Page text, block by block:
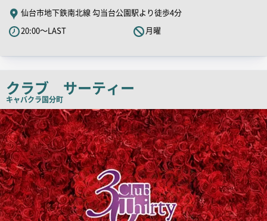
舗
PR
キ
コ
ピ
ー
仙台市地下鉄南北線 勾当台公園駅より徒歩4分
20:00～LAST
月曜
クラブ サーティー
キャバクラ国分町
店
舗
PR
画
像